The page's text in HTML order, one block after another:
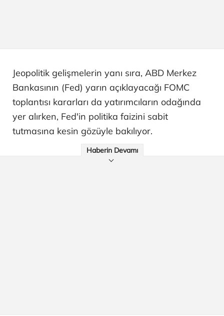
Jeopolitik gelişmelerin yanı sıra, ABD Merkez
Bankasının (Fed) yarın açıklayacağı FOMC
toplantısı kararları da yatırımcıların odağında
yer alırken, Fed'in politika faizini sabit
tutmasına kesin gözüyle bakılıyor.
Haberin Devamı